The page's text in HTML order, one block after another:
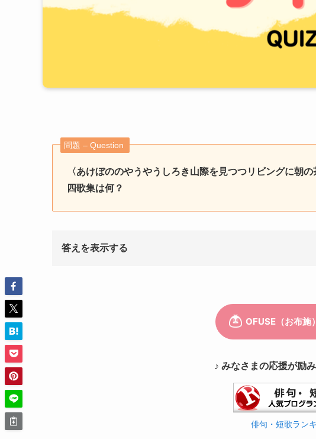
問題 – Question
〈あけぼののやうやうしろき山際を見つつリビングに朝
四歌集は何？
答えを表示する
♪ みなさまの応援が励
俳句・短歌ラン